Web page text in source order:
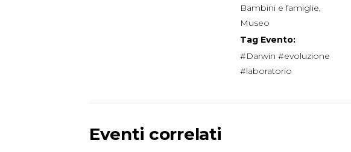
Bambini e famiglie,
Museo
Tag Evento:
#Darwin #evoluzione
#laboratorio
Eventi correlati